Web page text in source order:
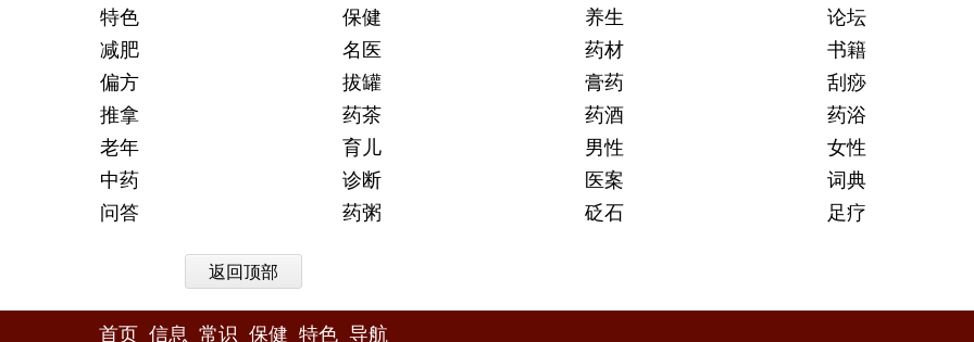
特色 保健 养生
论坛
减肥
名医 药材
书籍
偏方
拔罐 膏药
刮痧
推拿
药茶 药酒
药浴
老年
育儿 男性
女性
中药
诊断 医案
词典
问答
药粥 砭石 足疗
返回顶部
首页 信息 常识 保健 特色 导航